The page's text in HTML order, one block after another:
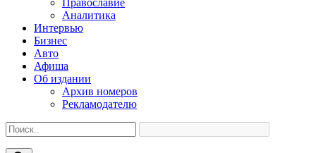
Православие
Аналитика
Интервью
Бизнес
Авто
Афиша
Об издании
Архив номеров
Рекламодателю